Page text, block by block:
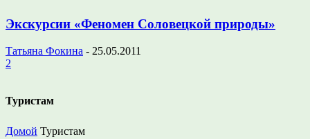
Экскурсии «Феномен Соловецкой природы»
Татьяна Фокина - 25.05.2011
2
Туристам
Домой Туристам